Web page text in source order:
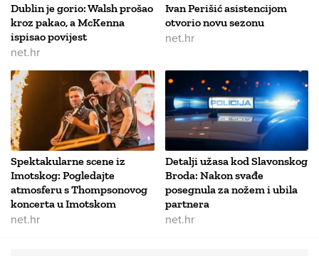
Dublin je gorio: Walsh prošao
kroz pakao, a McKenna
ispisao povijest
net.hr
Ivan Perišić asistencijom
otvorio novu sezonu
net.hr
Spektakularne scene iz
Imotskog: Pogledajte
atmosferu s Thompsonovog
koncerta u Imotskom
net.hr
Detalji užasa kod Slavonskog
Broda: Nakon svađe
posegnula za nožem i ubila
partnera
net.hr